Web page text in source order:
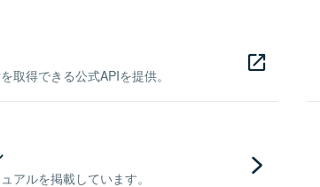
取得できる公式APIを提供。
アルを掲載しています。